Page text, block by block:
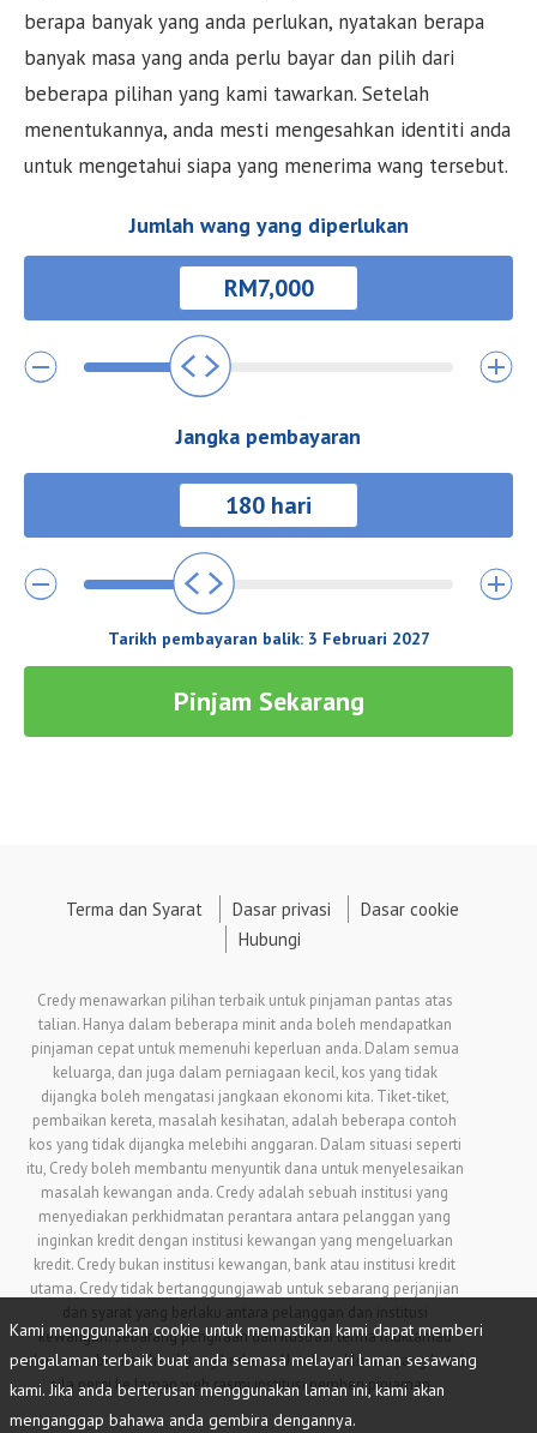
berapa banyak yang anda perlukan, nyatakan berapa
banyak masa yang anda perlu bayar dan pilih dari
beberapa pilihan yang kami tawarkan. Setelah
menentukannya, anda mesti mengesahkan identiti anda
untuk mengetahui siapa yang menerima wang tersebut.
Jumlah wang yang diperlukan
Jangka pembayaran
Tarikh pembayaran balik: 3 Februari 2027
Pinjam Sekarang
Terma dan Syarat Dasar privasi
Dasar cookie
Hubungi
Credy menawarkan pilihan terbaik untuk pinjaman pantas atas
talian. Hanya dalam beberapa minit anda boleh mendapatkan
pinjaman cepat untuk memenuhi keperluan anda. Dalam semua
keluarga, dan juga dalam perniagaan kecil, kos yang tidak
dijangka boleh mengatasi jangkaan ekonomi kita. Tiket-tiket,
pembaikan kereta, masalah kesihatan, adalah beberapa contoh
kos yang tidak dijangka melebihi anggaran. Dalam situasi seperti
itu, Credy boleh membantu menyuntik dana untuk menyelesaikan
masalah kewangan anda. Credy adalah sebuah institusi yang
menyediakan perkhidmatan perantara antara pelanggan yang
inginkan kredit dengan institusi kewangan yang mengeluarkan
kredit. Credy bukan institusi kewangan, bank atau institusi kredit
utama. Credy tidak bertanggungjawab untuk sebarang perjanjian
kewangan. Sebarang pengiraan dan ilustrasi terma muktamad
akan memberikan hasil yang berbeza. Untuk maklumat yang betul
sila pergi ke laman web rasmi institusi pemberi pinjaman.
Kami menggunakan cookie untuk memastikan kami dapat memberi
pengalaman terbaik buat anda semasa melayari laman sesawang
kami. Jika anda berterusan menggunakan laman ini, kami akan
menganggap bahawa anda gembira dengannya.